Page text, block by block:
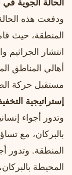
ودفعت هذه
المنطقة، حيث
انتشار الجراثيم
أهالي المناطق
مستقبل حركة
إستراتيجية
وتدور أجواء
بالبركان، مع
المنطقة. وتدور
المحيطة